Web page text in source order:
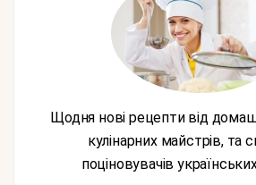
Щодня нові рецепти від домашніх господинь,
кулінарних майстрів, та
поціновувачів